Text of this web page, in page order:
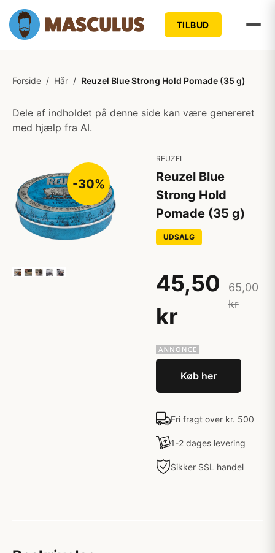
TILBUD
Forside / Hår / Reuzel Blue Strong Hold Pomade (35 g)
Dele af indholdet på denne side kan være genereret
med hjælp fra AI.
-30%
REUZEL
Reuzel Blue
Strong Hold
Pomade (35 g)
UDSALG
45,50
kr
65,00
kr
Køb her
Fri fragt over kr. 500
1-2 dages levering
Sikker SSL handel